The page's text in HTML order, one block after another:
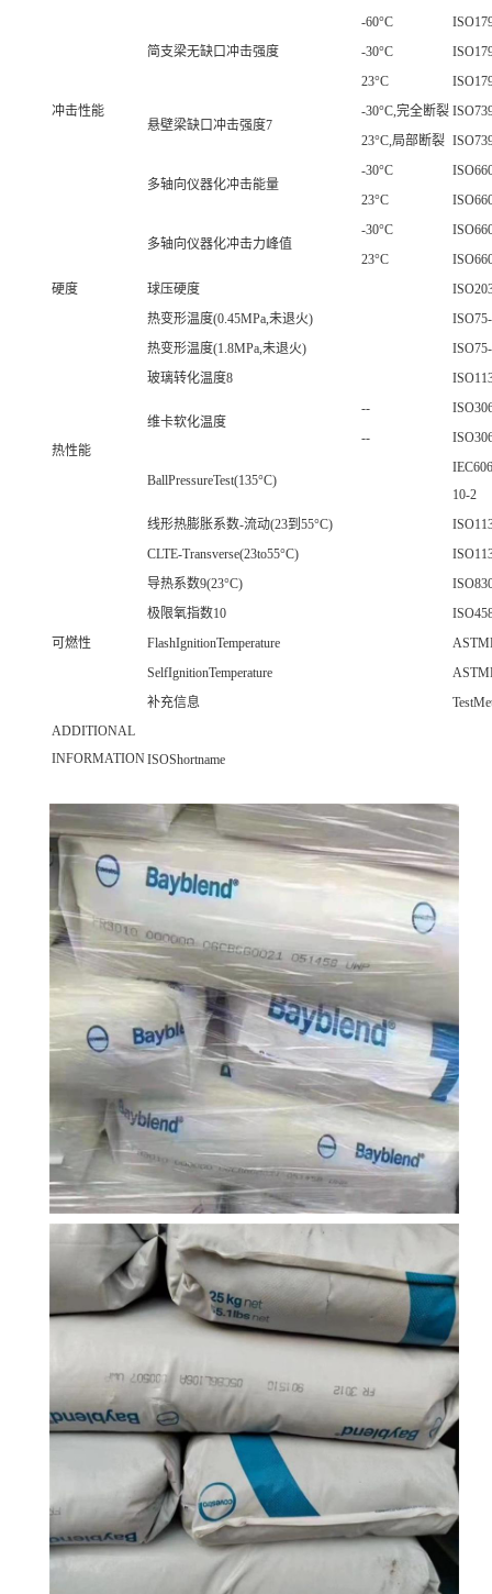
冲击性能
简支梁无缺口冲击强度
-60°C
-30°C
23°C
悬壁梁缺口冲击强度7
-30°C,完全断裂
23°C,局部断裂
多轴向仪器化冲击能量
-30°C
23°C
多轴向仪器化冲击力峰值
-30°C
23°C
硬度
球压硬度
热性能
热变形温度(0.45MPa,未退火)
热变形温度(1.8MPa,未退火)
玻璃转化温度8
维卡软化温度
--
--
BallPressureTest(135°C)
10-2
线形热膨胀系数-流动(23到55°C)
CLTE-Transverse(23to55°C)
导热系数9(23°C)
可燃性
极限氧指数10
FlashIgnitionTemperature
SelfIgnitionTemperature
ADDITIONAL
INFORMATION
补充信息
ISOShortname